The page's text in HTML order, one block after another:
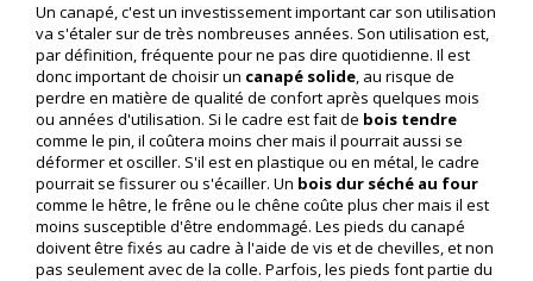
Un canapé, c'est un investissement important car son utilisation
va s'étaler sur de très nombreuses années. Son utilisation est,
par définition, fréquente pour ne pas dire quotidienne. Il est
donc important de choisir un canapé solide, au risque de
perdre en matière de qualité de confort après quelques mois
ou années d'utilisation. Si le cadre est fait de bois tendre
comme le pin, il coûtera moins cher mais il pourrait aussi se
déformer et osciller. S'il est en plastique ou en métal, le cadre
pourrait se fissurer ou s'écailler. Un bois dur séché au four
comme le hêtre, le frêne ou le chêne coûte plus cher mais il est
moins susceptible d'être endommagé. Les pieds du canapé
doivent être fixés au cadre à l'aide de vis et de chevilles, et non
pas seulement avec de la colle. Parfois, les pieds font partie du